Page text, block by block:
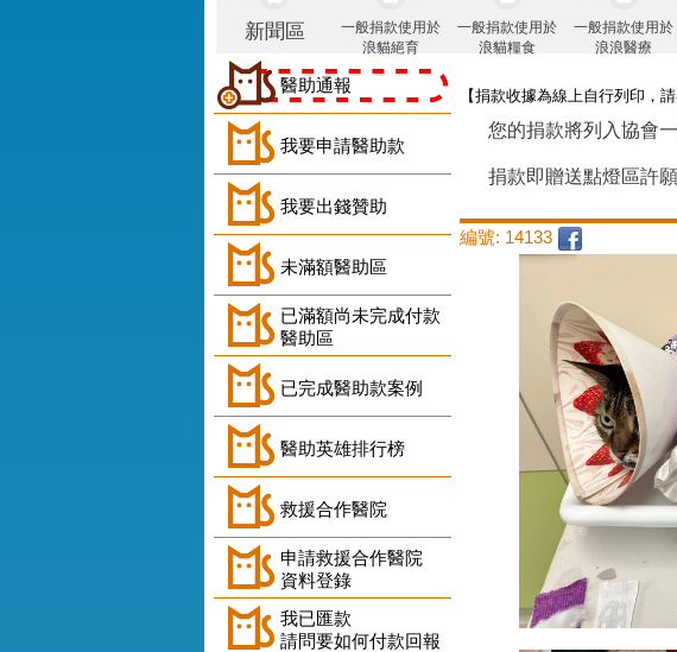
新聞區
一般捐款使用於
浪貓絕育
一般捐款使用於
浪貓糧食
一般捐款使用於
浪浪醫療
醫助通報
我要申請醫助款
我要出錢贊助
未滿額醫助區
已滿額尚未完成付款
醫助區
已完成醫助款案例
醫助英雄排行榜
救援合作醫院
申請救援合作醫院
資料登錄
我已匯款
請問要如何付款回報
【捐款收據為線上自行列印，
您的捐款將列入協會一
捐款即贈送點燈區許
編號: 14133